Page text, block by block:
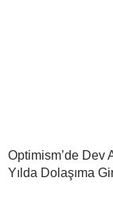
Optimism’de Dev
Yılda Dolaşıma